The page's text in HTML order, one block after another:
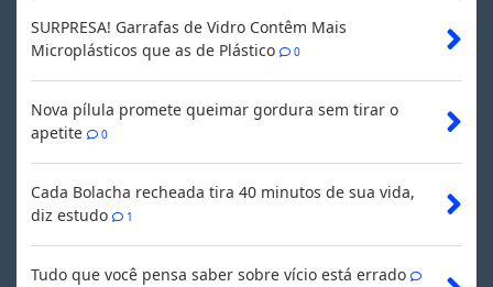
SURPRESA! Garrafas de Vidro Contêm Mais
Microplásticos que as de Plástico
0
Nova pílula promete queimar gordura sem tirar o
apetite
0
Cada Bolacha recheada tira 40 minutos de sua vida,
diz estudo
1
Tudo que você pensa saber sobre vício está errado